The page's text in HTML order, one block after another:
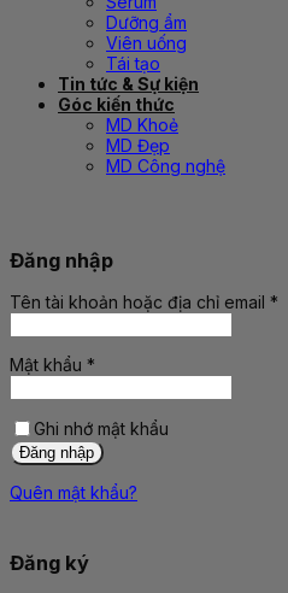
Dưỡng ẩm
Viên uống
Tái tạo
Tin tức & Sự kiện
Góc kiến thức
MD Khoẻ
MD Đẹp
MD Công nghệ
Đăng nhập
Tên tài khoản hoặc địa chỉ email *
Bắt
Mật khẩu *
Bắt
Ghi nhớ mật khẩu
Đăng nhập
Quên mật khẩu?
Đăng ký